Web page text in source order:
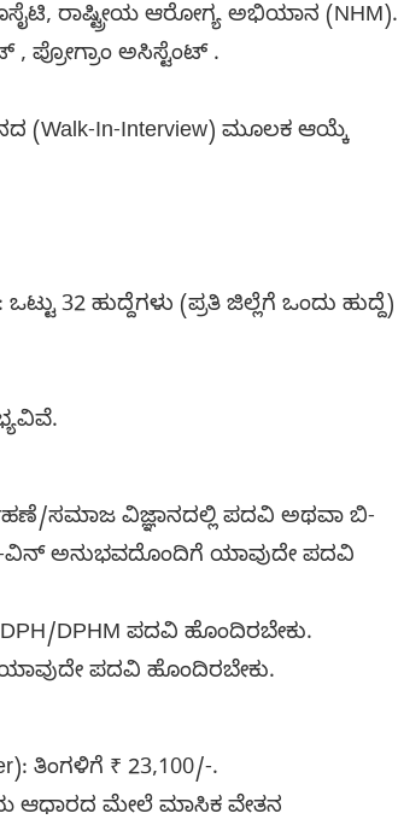
ರಾಷ್ಟ್ರೀಯ ಆರೋಗ್ಯ ಅಭಿಯಾನ (NHM).
, ಪ್ರೋಗ್ರಾಂ ಅಸಿಸ್ಟೆಂಟ್ .
(Walk-In-Interview) ಮೂಲಕ ಆಯ್ಕೆ
32 ಹುದ್ದೆಗಳು (ಪ್ರತಿ ಜಿಲ್ಲೆಗೆ ಒಂದು ಹುದ್ದೆ)
ಸಮಾಜ ವಿಜ್ಞಾನದಲ್ಲಿ ಪದವಿ ಅಥವಾ ಬಿ-
ಅನುಭವದೊಂದಿಗೆ ಯಾವುದೇ ಪದವಿ
DPHM ಪದವಿ ಹೊಂದಿರಬೇಕು.
ಪದವಿ ಹೊಂದಿರಬೇಕು.
ತಿಂಗಳಿಗೆ ₹ 23,100/-.
ಆಧಾರದ ಮೇಲೆ ಮಾಸಿಕ ವೇತನ